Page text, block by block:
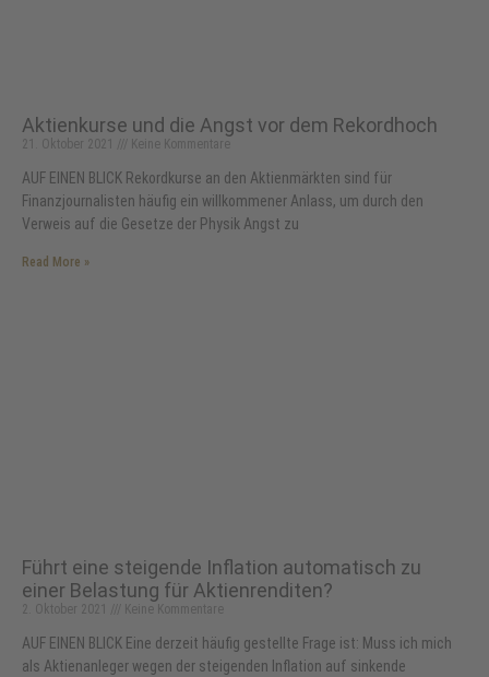
Aktienkurse und die Angst vor dem Rekordhoch
21. Oktober 2021 Keine Kommentare
AUF EINEN BLICK Rekordkurse an den Aktienmärkten sind für
Finanzjournalisten häufig ein willkommener Anlass, um durch den
Verweis auf die Gesetze der Physik Angst zu
Read More »
Führt eine steigende Inflation automatisch zu
einer Belastung für Aktienrenditen?
2. Oktober 2021 Keine Kommentare
AUF EINEN BLICK Eine derzeit häufig gestellte Frage ist: Muss ich mich
als Aktienanleger wegen der steigenden Inflation auf sinkende